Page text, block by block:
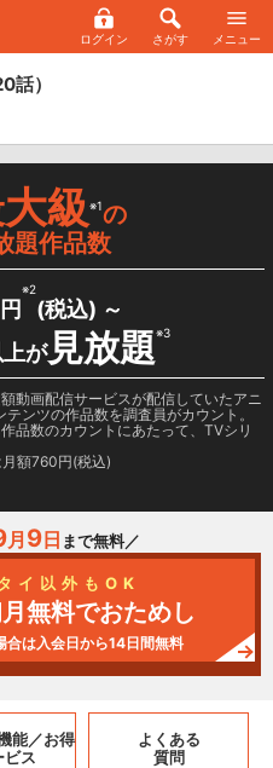
ログイン さがす メニュー
話）
級※1の
題作品数
円
※2
(税込) ～
が見放題※3
動画配信サービスが配信していたアニ
ンツの作品数を調査員がカウント。
品数のカウントにあたって、TVシリ
額760円(税込)
月 9日 まで無料／
イ以外もOK
無料でおためし
は入会日から14日間無料
能／お得
ビス
よくある
質問